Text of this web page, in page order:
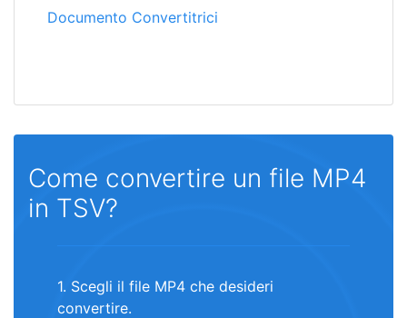
Documento Convertitrici
Come convertire un file MP4
in TSV?
1. Scegli il file MP4 che desideri
convertire.